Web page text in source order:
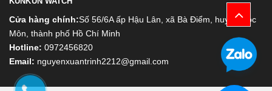
Cửa hàng chính:Số 56/6A ấp Hậu Lân, xã Bà Điểm, huyện Hóc
Môn, thành phố Hồ Chí Minh
Hotline: 0972456820
Email: nguyenxuantrinh2212@gmail.com